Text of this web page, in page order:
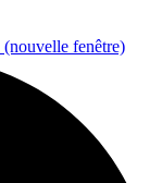
(nouvelle fenêtre)